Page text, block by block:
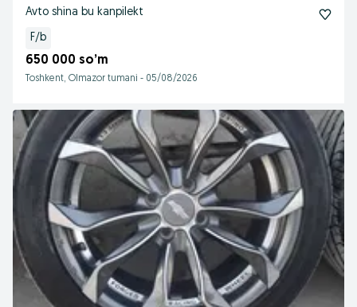
Avto shina bu kanpilekt
F/b
650 000 so’m
Toshkent, Olmazor tumani - 05/08/2026